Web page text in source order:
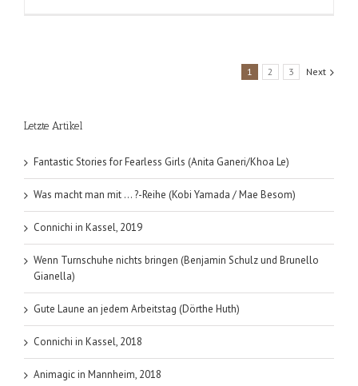
1 2 3 Next
Letzte Artikel
Fantastic Stories for Fearless Girls (Anita Ganeri/Khoa Le)
Was macht man mit … ?-Reihe (Kobi Yamada / Mae Besom)
Connichi in Kassel, 2019
Wenn Turnschuhe nichts bringen (Benjamin Schulz und Brunello
Gianella)
Gute Laune an jedem Arbeitstag (Dörthe Huth)
Connichi in Kassel, 2018
Animagic in Mannheim, 2018